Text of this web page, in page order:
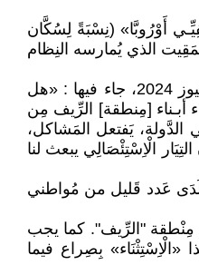
أَوْرُوبَّا» (نِسْبَةً لِسُكَّان
«تَكًرِيس لِلتَّمْيِيز المَقِيت الذي يُمارسه النِظام
وَنَشَر المناضل الحُقُوقِي سعيد العمراني (وهو أيضًا مَنْفِيّ، وَابْنُ مِنطقة الرِّيـف في شَمال المَغْرِب) تَدْوِينَةً على صفحته على "الـفَايْسْبُوك"، في يوم 30 يوليوز 2024، جاء فيها : «هل
أبـناء [مِنطقة] الرِّيف مِن
يَفتعل المَشاكل،
الْاِسْتِئْصَالِي يبعث لنا
لَدَى عَدد قَليل من مُواطني
سَبَقَ أنْ صَدَرَت ضِدّ مُعتـقلي حِرَاك مِنْطقة "الرِّيف". كما يجب
بِصِراع فيما